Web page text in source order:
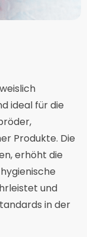
ideal für die
Produkte. Die
erhöht die
und
in der